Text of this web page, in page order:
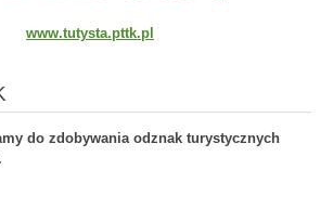
www.tutysta.pttk.pl
do zdobywania odznak turystycznych